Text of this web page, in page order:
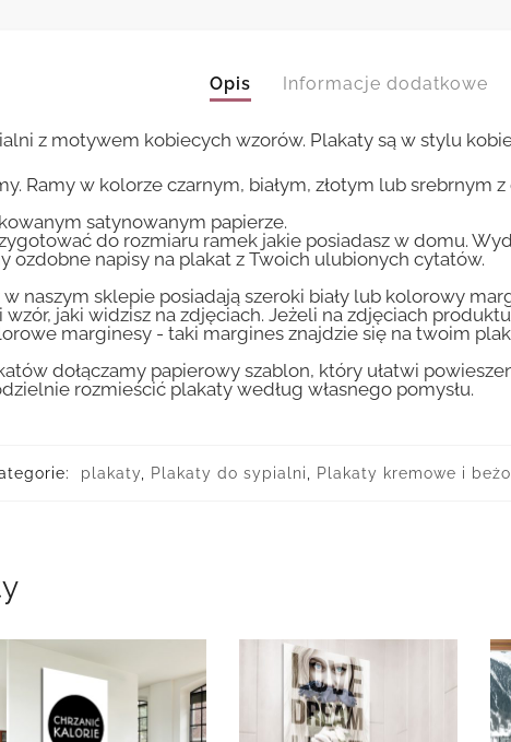
Opis Informacje dodatkowe
z motywem kobiecych wzorów. Plakaty są w stylu
Ramy w kolorze czarnym, białym, złotym lub srebrnym
satynowanym papierze.
do rozmiaru ramek jakie posiadasz w domu.
ozdobne napisy na plakat z Twoich ulubionych cytatów.
naszym sklepie posiadają szeroki biały lub kolorowy
wzór, jaki widzisz na zdjęciach. Jeżeli na zdjęciach
marginesy - taki margines znajdzie się na twoim
dołączamy papierowy szablon, który ułatwi
rozmieścić plakaty według własnego pomysłu.
plakaty, Plakaty do sypialni, Plakaty kremowe i